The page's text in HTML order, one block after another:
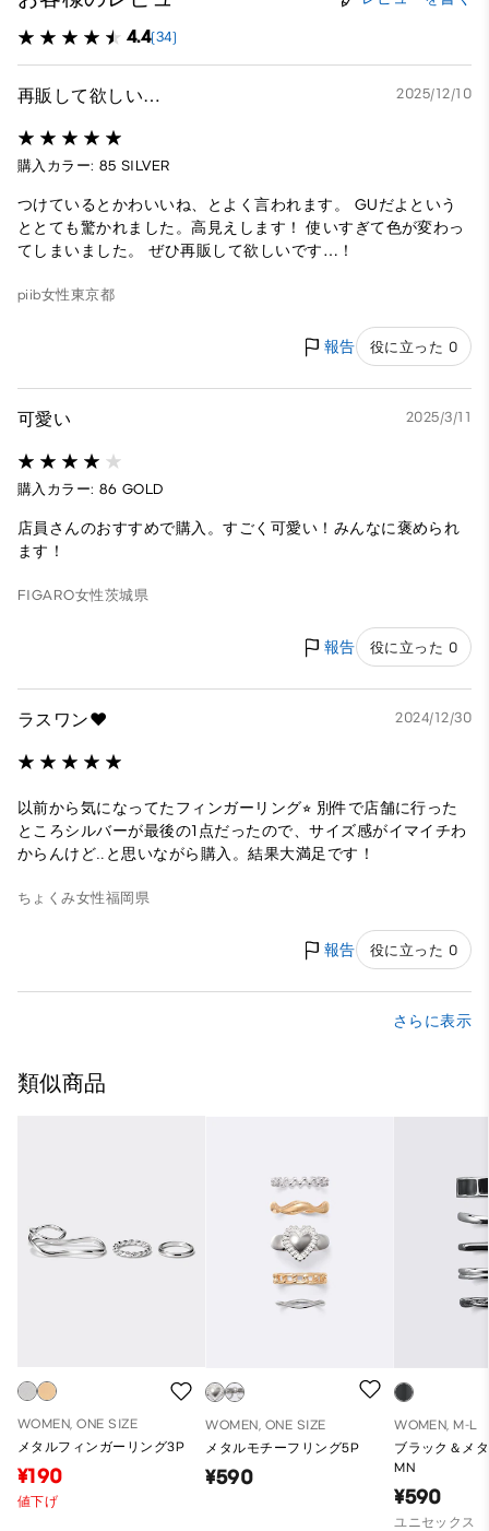
4.4(34)
再販して欲しい… 2025/12/10
購入カラー: 85 SILVER
つけているとかわいいね、とよく言われます。 GUだよという
ととても驚かれました。高見えします！ 使いすぎて色が変わっ
てしまいました。 ぜひ再販して欲しいです…！
piib女性東京都
報告 役に立った 0
可愛い 2025/3/11
購入カラー: 86 GOLD
店員さんのおすすめで購入。すごく可愛い！みんなに褒められ
ます！
FIGARO女性茨城県
報告 役に立った 0
ラスワン❤︎ 2024/12/30
以前から気になってたフィンガーリング⭐︎ 別件で店舗に行った
ところシルバーが最後の1点だったので、サイズ感がイマイチわ
からんけど‥と思いながら購入。結果大満足です！
ちょくみ女性福岡県
報告 役に立った 0
さらに表示
類似商品
WOMEN, ONE SIZE
メタルフィンガーリング3P
¥190
値下げ
WOMEN, ONE SIZE
メタルモチーフリング5P
¥590
WOMEN, M-L
ブラック＆メ
MN
¥590
ユニセックス